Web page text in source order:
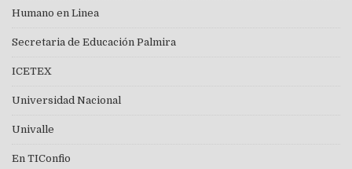
Humano en Linea
Secretaria de Educación Palmira
ICETEX
Universidad Nacional
Univalle
En TIConfio